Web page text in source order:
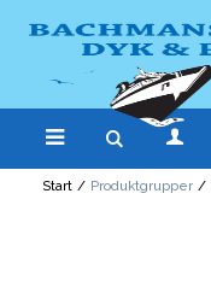
Start / Produktgrupper /